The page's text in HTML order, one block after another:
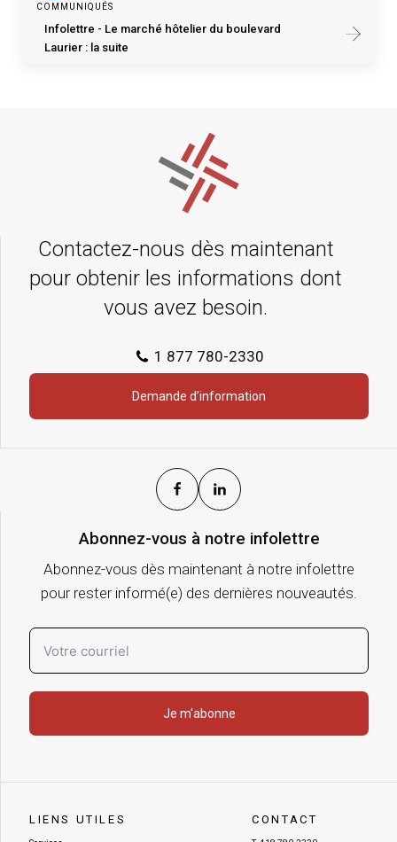
COMMUNIQUÉS
Infolettre - Le marché hôtelier du boulevard
Laurier : la suite
Contactez-nous dès maintenant
pour obtenir les informations dont
vous avez besoin.
1 877 780-2330
Demande d’information
Abonnez-vous à notre infolettre
Abonnez-vous dès maintenant à notre infolettre
pour rester informé(e) des dernières nouveautés.
Je m'abonne
LIENS UTILES CONTACT